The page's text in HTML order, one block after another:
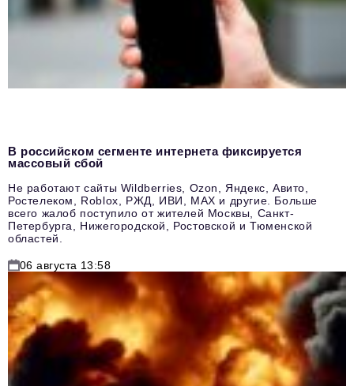
В российском сегменте интернета фиксируется
массовый сбой
Не работают сайты Wildberries, Ozon, Яндекс, Авито,
Ростелеком, Roblox, РЖД, ИВИ, MAX и другие. Больше
всего жалоб поступило от жителей Москвы, Санкт-
Петербурга, Нижегородской, Ростовской и Тюменской
областей.
06 августа 13:58